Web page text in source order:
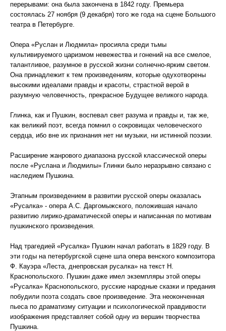
перерывами: она была закончена в 1842 году. Премьера
состоялась 27 ноября (9 декабря) того же года на сцене Большого
театра в Петербурге.
Опера «Руслан и Людмила» просияла среди тьмы
культивируемого царизмом невежества и гонений на все смелое,
талантливое, разумное в русской жизни солнечно-ярким светом.
Она принадлежит к тем произведениям, которые одухотворены
высокими идеалами правды и красоты, страстной верой в
разумную человечность, прекрасное Будущее великого народа.
Глинка, как и Пушкин, воспевал свет разума и правды и, так же,
как великий поэт, всегда помнил о сокровищах человеческого
сердца, ибо вне их признания нет ни музыки, ни истинной поэзии.
Расширение жанрового диапазона русской классической оперы
после «Руслана и Людмилы» Глинки было неразрывно связано с
наследием Пушкина.
Этапным произведением в развитии русской оперы оказалась
«Русалка» - опера А.С. Даргомыжского, положившая начало
развитию лирико-драматической оперы и написанная по мотивам
пушкинского произведения.
Над трагедией «Русалка» Пушкин начал работать в 1829 году. В
эти годы на петербургской сцене шла опера венского композитора
Ф. Кауэра «Леста, днепровская русалка» на текст Н.
Краснопольского. Пушкин даже имел экземпляры этой оперы
«Русалка» Краснопольского, русские народные сказки и предания
побудили поэта создать свое произведение. Эта неоконченная
пьеса по драматизму ситуации и психологической правдивости
изображения представляет собой одну из вершин творчества
Пушкина.